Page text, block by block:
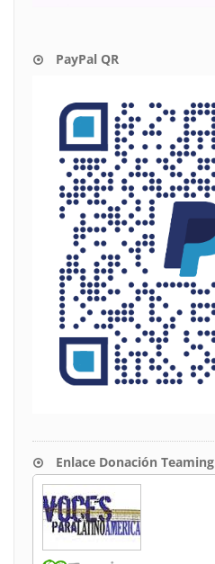
PayPal QR
Enlace Donación Teaming